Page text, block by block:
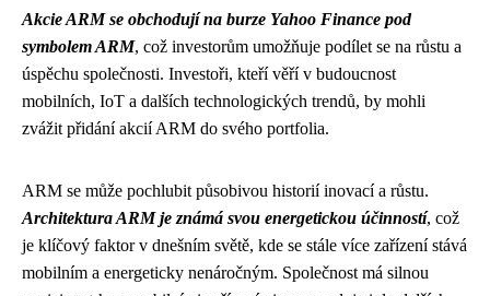
Akcie ARM se obchodují na burze Yahoo Finance pod
symbolem ARM, což investorům umožňuje podílet se na růstu a
úspěchu společnosti. Investoři, kteří věří v budoucnost
mobilních, IoT a dalších technologických trendů, by mohli
zvážit přidání akcií ARM do svého portfolia.
ARM se může pochlubit působivou historií inovací a růstu.
Architektura ARM je známá svou energetickou účinností, což
je klíčový faktor v dnešním světě, kde se stále více zařízení stává
mobilním a energeticky nenáročným. Společnost má silnou